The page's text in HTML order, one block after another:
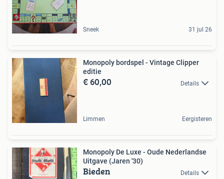
Sneek 31 jul 26
Monopoly bordspel - Vintage Clipper
editie
€ 60,00 Details
Limmen Eergisteren
Monopoly De Luxe - Oude Nederlandse
Uitgave (Jaren '30)
Bieden Details